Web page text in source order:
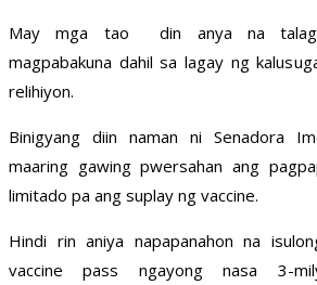
May mga tao din anya na
magpabakuna dahil sa lagay ng
relihiyon.
Binigyang diin naman ni Senadora
maaring gawing pwersahan ang
limitado pa ang suplay ng vaccine.
Hindi rin aniya napapanahon na
vaccine pass ngayong nasa 3-